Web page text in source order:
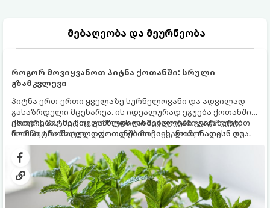
მებაღეობა და მეურნეობა
როგორ მოვიყვანოთ პიტნა ქოთანში: სრული
გზამკვლევი
პიტნა ერთ-ერთი ყველაზე სურნელოვანი და ადვილად
გასაზრდელი მცენარეა. ის იდეალურად ეგუება ქოთანში
ცხოვრებას, მეტიც, გამოცდილი მებაღეები გვირჩევენ,
რომ პიტნა მხოლოდ ქოთანში მოვიყვანოთ, რადგან ღია
გრუნტში (ბაღში) დარგვისას ის ფესვებით ძალიან
სწრაფად ვრცელდება და სხვა მცენარეებს ავიწროებს.
ქოთნის პიტნა მთელი წლის განმავლობაში გაგახარებთ
ნორჩი, არომატული ფოთლებით ჩაის, ლიმონათისა თუ
კერძებისთვის.